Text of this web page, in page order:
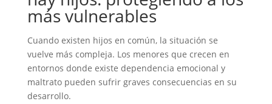
más vulnerables
Cuando existen hijos en común, la situación se
vuelve más compleja. Los menores que crecen en
entornos donde existe dependencia emocional y
maltrato pueden sufrir graves consecuencias en su
desarrollo.